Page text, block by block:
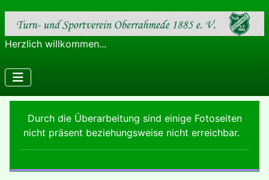
Herzlich willkommen...
Durch die Überarbeitung sind einige Fotoseiten
nicht präsent beziehungsweise nicht erreichbar.